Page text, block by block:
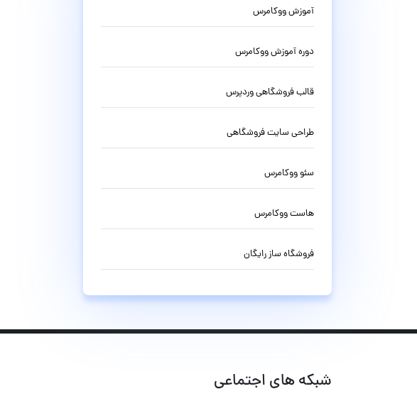
آموزش ووکامرس
دوره آموزش ووکامرس
قالب فروشگاهی وردپرس
طراحی سایت فروشگاهی
سئو ووکامرس
هاست ووکامرس
فروشگاه ساز رایگان
شبکه های اجتماعی